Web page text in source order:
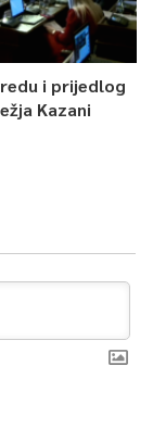
i prijedlog
Kazani